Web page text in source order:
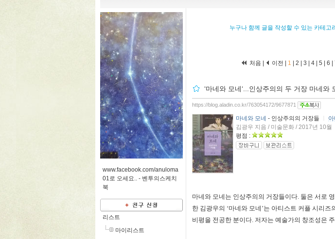
www.facebook.com/anuloma
01로 오세요.. - 벤투의스케치
북
리스트
마이리스트
누구나 함께 글을 작성할 수 있는 카테고
처음 | 이전 | 1 2 3 4 5 6
‘마네와 모네‘...인상주의의 두 거장 마네와
https://blog.aladin.co.kr/763054172/9677871
마네와 모네 - 인상주의의 거장들
김광우 지음 / 미술문화 / 2017년 10월
평점 :
마네와 모네는 인상주의의 거장들이다. 둘은 서로
한 김광우의 ‘마네와 모네 ’는 아티스트 커플 시리즈
비평을 전공한 분이다. 저자는 예술가의 창조성은